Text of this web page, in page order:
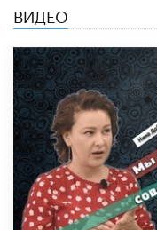
ВИДЕО